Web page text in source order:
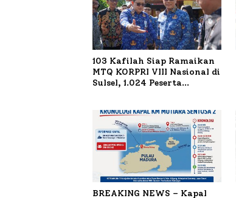
103 Kafilah Siap Ramaikan
MTQ KORPRI VIII Nasional di
Sulsel, 1.024 Peserta
BREAKING NEWS – Kapal